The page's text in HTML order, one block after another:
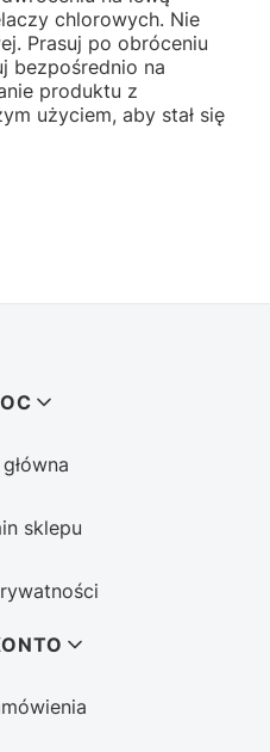
chlorowych. Nie
Prasuj po obróceniu
bezpośrednio na
produktu z
użyciem, aby stał się
sklepu